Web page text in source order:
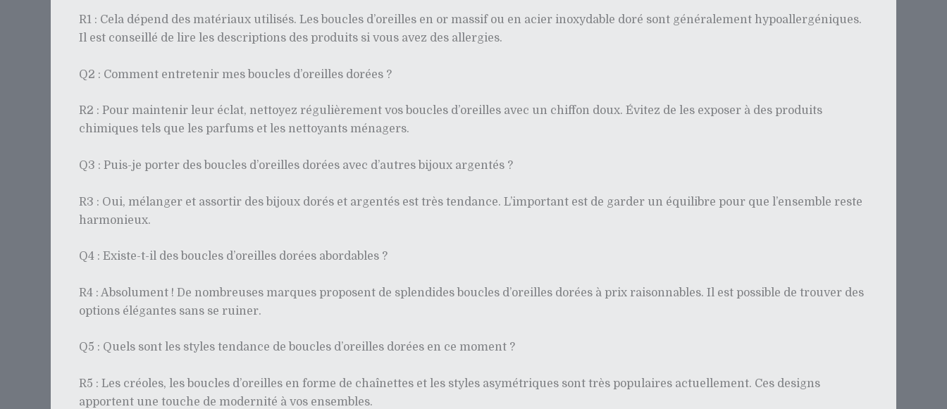
R1 : Cela dépend des matériaux utilisés. Les boucles d’oreilles en or massif ou en acier inoxydable doré sont généralement hypoallergéniques.
Il est conseillé de lire les descriptions des produits si vous avez des allergies.
Q2 : Comment entretenir mes boucles d’oreilles dorées ?
R2 : Pour maintenir leur éclat, nettoyez régulièrement vos boucles d’oreilles avec un chiffon doux. Évitez de les exposer à des produits
chimiques tels que les parfums et les nettoyants ménagers.
Q3 : Puis-je porter des boucles d’oreilles dorées avec d’autres bijoux argentés ?
R3 : Oui, mélanger et assortir des bijoux dorés et argentés est très tendance. L’important est de garder un équilibre pour que l’ensemble reste
harmonieux.
Q4 : Existe-t-il des boucles d’oreilles dorées abordables ?
R4 : Absolument ! De nombreuses marques proposent de splendides boucles d’oreilles dorées à prix raisonnables. Il est possible de trouver des
options élégantes sans se ruiner.
Q5 : Quels sont les styles tendance de boucles d’oreilles dorées en ce moment ?
R5 : Les créoles, les boucles d’oreilles en forme de chaînettes et les styles asymétriques sont très populaires actuellement. Ces designs
apportent une touche de modernité à vos ensembles.